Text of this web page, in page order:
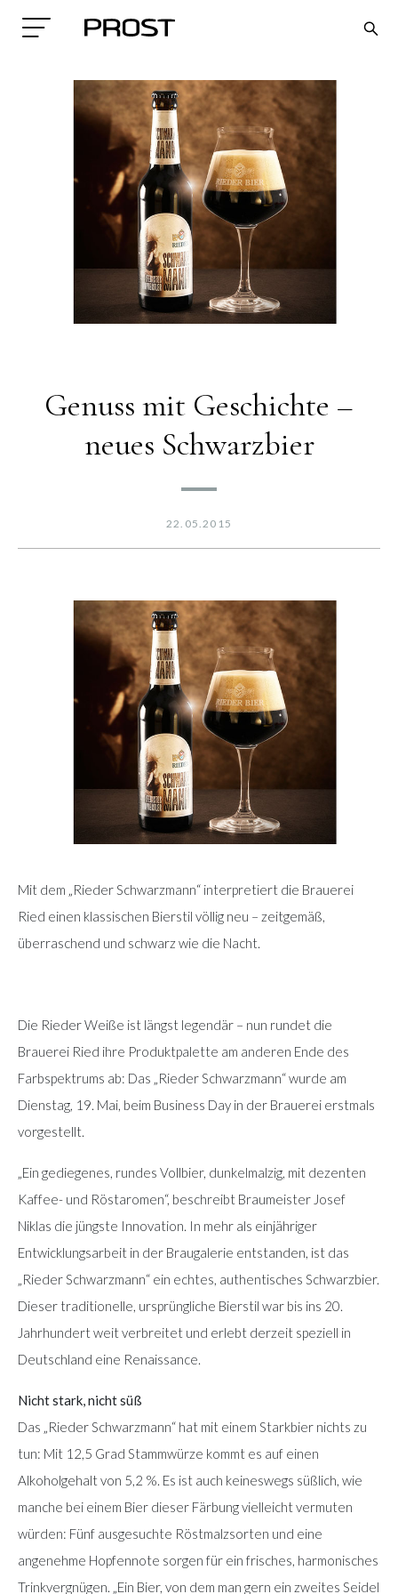
Genuss mit Geschichte –
neues Schwarzbier
22.05.2015
Mit dem „Rieder Schwarzmann“ interpretiert die Brauerei
Ried einen klassischen Bierstil völlig neu – zeitgemäß,
überraschend und schwarz wie die Nacht.
Die Rieder Weiße ist längst legendär – nun rundet die
Brauerei Ried ihre Produktpalette am anderen Ende des
Farbspektrums ab: Das „Rieder Schwarzmann“ wurde am
Dienstag, 19. Mai, beim Business Day in der Brauerei erstmals
vorgestellt.
„Ein gediegenes, rundes Vollbier, dunkelmalzig, mit dezenten
Kaffee- und Röstaromen“, beschreibt Braumeister Josef
Niklas die jüngste Innovation. In mehr als einjähriger
Entwicklungsarbeit in der Braugalerie entstanden, ist das
„Rieder Schwarzmann“ ein echtes, authentisches Schwarzbier.
Dieser traditionelle, ursprüngliche Bierstil war bis ins 20.
Jahrhundert weit verbreitet und erlebt derzeit speziell in
Deutschland eine Renaissance.
Nicht stark, nicht süß
Das „Rieder Schwarzmann“ hat mit einem Starkbier nichts zu
tun: Mit 12,5 Grad Stammwürze kommt es auf einen
Alkoholgehalt von 5,2 %. Es ist auch keineswegs süßlich, wie
manche bei einem Bier dieser Färbung vielleicht vermuten
würden: Fünf ausgesuchte Röstmalzsorten und eine
angenehme Hopfennote sorgen für ein frisches, harmonisches
Trinkvergnügen. „Ein Bier, von dem man gern ein zweites Seidel